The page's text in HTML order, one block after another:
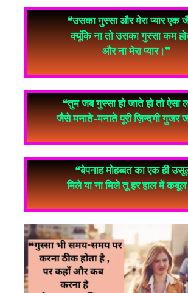
❝उसका गुस्सा और मेरा प्यार एक
क्यूंकि ना तो उसका गुस्सा कम
और ना मेरा प्यार।❞
❝तुम जब गुस्सा हो जाते हो तो ऐसा
जैसे मनाते-मनाते पूरी ज़िन्दगी गुजर
❝बेपनाह मोहब्बत का एक ही
मिले या ना मिले तू हर हाल में